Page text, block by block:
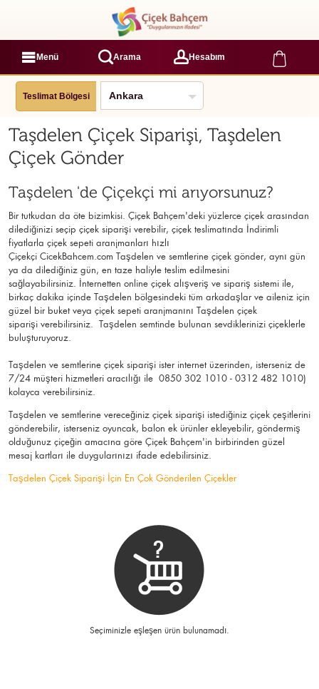
Menü Arama Hesabım
Teslimat Bölgesi
Taşdelen Çiçek Siparişi, Taşdelen
Çiçek Gönder
Taşdelen 'de Çiçekçi mi arıyorsunuz?
Bir tutkudan da öte bizimkisi. Çiçek Bahçem'deki yüzlerce çiçek arasından
dilediğinizi seçip çiçek siparişi verebilir, çiçek teslimatında İndirimli
fiyatlarla çiçek sepeti aranjmanları hızlı
Çiçekçi CicekBahcem.com Taşdelen ve semtlerine çiçek gönder, aynı gün
ya da dilediğiniz gün, en taze haliyle teslim edilmesini
sağlayabilirsiniz. İnternetten online çiçek alışveriş ve sipariş sistemi ile,
birkaç dakika içinde Taşdelen bölgesindeki tüm arkadaşlar ve aileniz için
güzel bir buket veya çiçek sepeti aranjmanını Taşdelen çiçek
siparişi verebilirsiniz. Taşdelen semtinde bulunan sevdiklerinizi çiçeklerle
buluşturuyoruz.
Taşdelen ve semtlerine çiçek siparişi ister internet üzerinden, isterseniz de
7/24 müşteri hizmetleri aracılığı ile 0850 302 1010 - 0312 482 1010)
kolayca verebilirsiniz.
Taşdelen ve semtlerine vereceğiniz çiçek siparişi istediğiniz çiçek çeşitlerini
gönderebilir, isterseniz oyuncak, balon ek ürünler ekleyebilir, göndermiş
olduğunuz çiçeğin amacına göre Çiçek Bahçem'in birbirinden güzel
mesaj kartları ile duygularınızı ifade edebilirsiniz.
Taşdelen Çiçek Siparişi İçin En Çok Gönderilen Çiçekler
Seçiminizle eşleşen ürün bulunamadı.